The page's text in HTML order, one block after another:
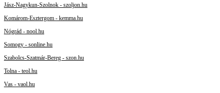
Jász-Nagykun-Szolnok - szoljon.hu
Komárom-Esztergom - kemma.hu
Nógrád - nool.hu
Somogy - sonline.hu
Szabolcs-Szatmár-Bereg - szon.hu
Tolna - teol.hu
Vas - vaol.hu